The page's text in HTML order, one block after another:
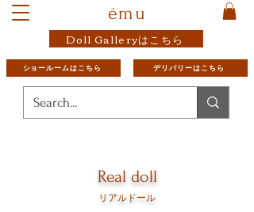
ému
Doll Galleryはこちら
ショールームはこちら デリバリーはこちら
Real doll
リアルドール